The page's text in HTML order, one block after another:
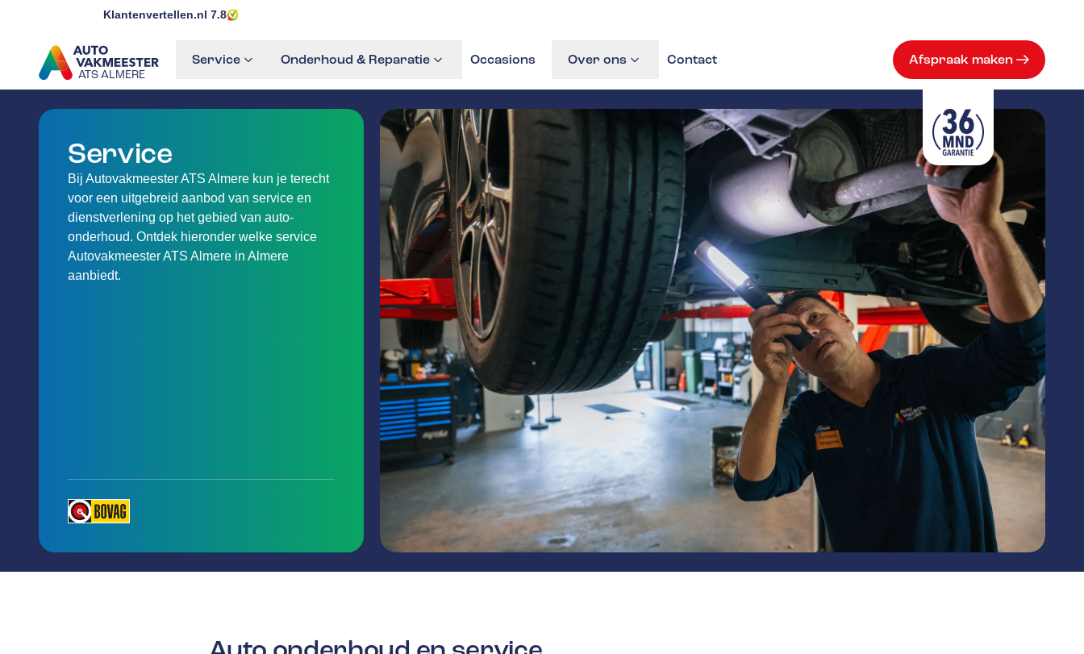
Klantenvertellen.nl 7.8
ATS ALMERE
GA NAAR DE HOMEPAGINA
Service Onderhoud & Reparatie Occasions Over ons Contact Afspraak maken
Service
Bij Autovakmeester ATS Almere kun je terecht
voor een uitgebreid aanbod van service en
dienstverlening op het gebied van auto-
onderhoud. Ontdek hieronder welke service
Autovakmeester ATS Almere in Almere
aanbiedt.